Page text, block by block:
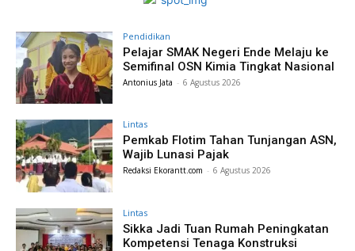
Pendidikan
Pelajar SMAK Negeri Ende Melaju ke
Semifinal OSN Kimia Tingkat Nasional
Antonius Jata - 6 Agustus 2026
Lintas
Pemkab Flotim Tahan Tunjangan ASN,
Wajib Lunasi Pajak
Redaksi Ekorantt.com - 6 Agustus 2026
Lintas
Sikka Jadi Tuan Rumah Peningkatan
Kompetensi Tenaga Konstruksi